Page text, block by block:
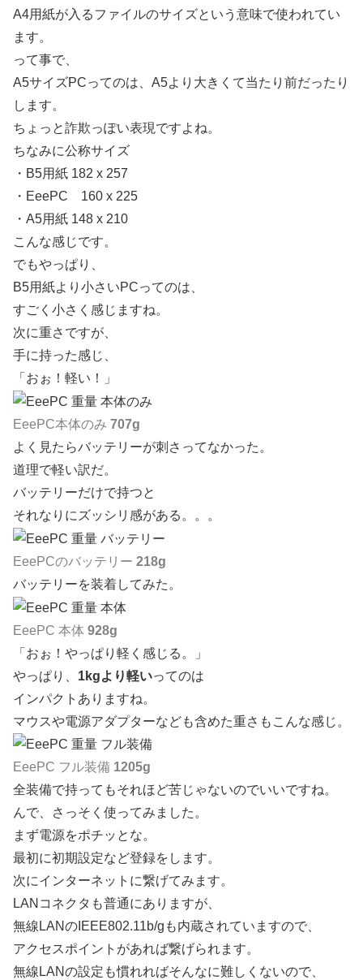
A4用紙が入るファイルのサイズという意味で使われてい
ます。
って事で、
A5サイズPCってのは、A5より大きくて当たり前だったり
します。
ちょっと詐欺っぽい表現ですよね。
ちなみに公称サイズ
・B5用紙 182 x 257
・EeePC 160 x 225
・A5用紙 148 x 210
こんな感じです。
でもやっぱり、
B5用紙より小さいPCってのは、
すごく小さく感じますね。
次に重さですが、
手に持った感じ、
「おぉ！軽い！」
EeePC本体のみ 707g
よく見たらバッテリーが刺さってなかった。
道理で軽い訳だ。
バッテリーだけで持つと
それなりにズッシリ感がある。。。
EeePCのバッテリー 218g
バッテリーを装着してみた。
EeePC 本体 928g
「おぉ！やっぱり軽く感じる。」
やっぱり、 1kgより軽いってのは
インパクトありますね。
マウスや電源アダプターなども含めた重さもこんな感じ。
EeePC フル装備 1205g
全装備で持ってもそれほど苦じゃないのでいいですね。
んで、さっそく使ってみました。
まず電源をポチッとな。
最初に初期設定など登録をします。
次にインターネットに繋げてみます。
LANコネクタも普通にありますが、
無線LANのIEEE802.11b/gも内蔵されていますので、
アクセスポイントがあれば繋げられます。
無線LANの設定も慣れればそんなに難しくないので、